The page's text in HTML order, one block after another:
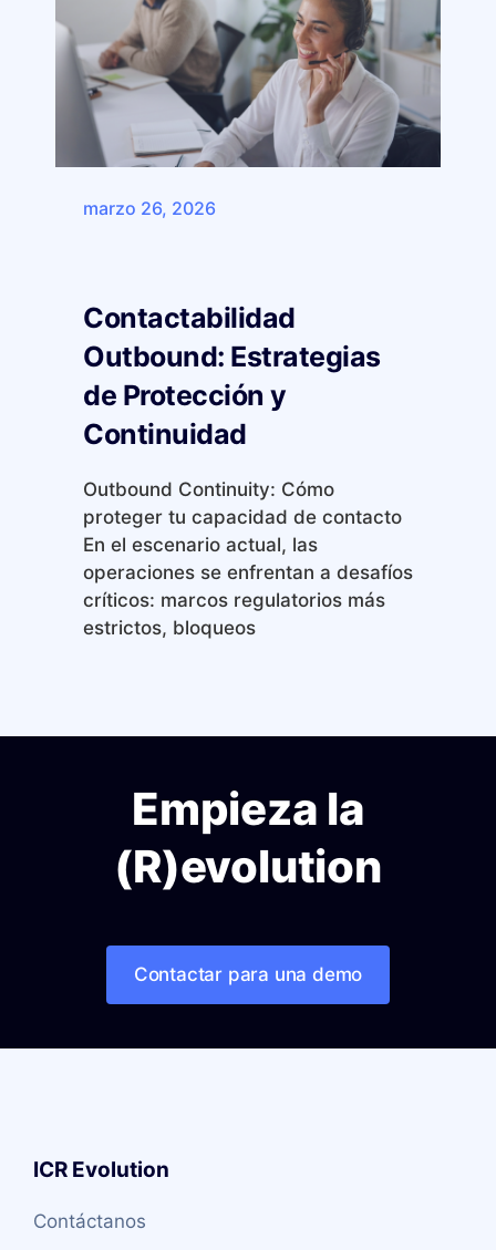
marzo 26, 2026
Contactabilidad
Outbound: Estrategias
de Protección y
Continuidad
Outbound Continuity: Cómo
proteger tu capacidad de contacto
En el escenario actual, las
operaciones se enfrentan a desafíos
críticos: marcos regulatorios más
estrictos, bloqueos
Empieza la
(R)evolution
Contactar para una demo
ICR Evolution
Contáctanos